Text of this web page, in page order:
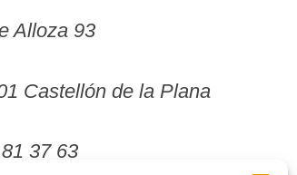
Alloza 93
Castellón de la Plana
37 63